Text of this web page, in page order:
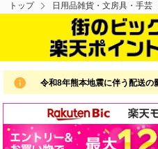
トップ 日用品雑貨・文房具・手芸
令和8年熊本地震に伴う配送の